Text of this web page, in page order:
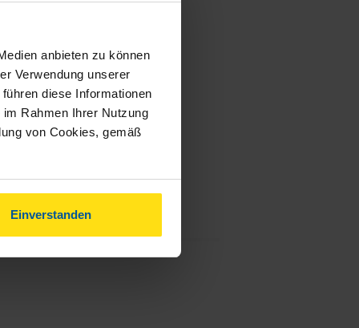
anbieten zu können
Verwendung unserer
diese Informationen
Rahmen Ihrer Nutzung
von Cookies, gemäß
Einverstanden